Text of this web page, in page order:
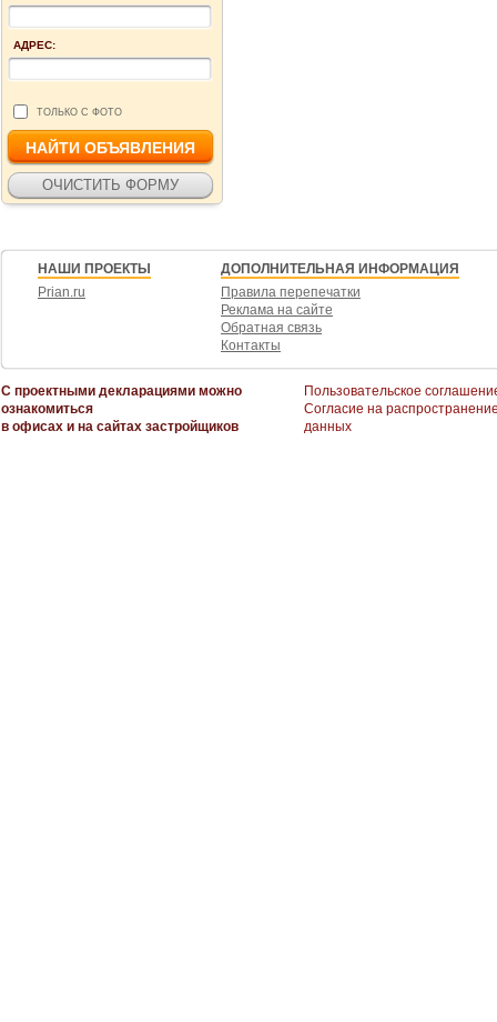
АДРЕС:
ТОЛЬКО С ФОТО
НАШИ ПРОЕКТЫ
Prian.ru
ДОПОЛНИТЕЛЬНАЯ ИНФОРМАЦИЯ
Правила перепечатки
Реклама на сайте
Обратная связь
Контакты
С проектными декларациями можно
ознакомиться
в офисах и на сайтах застройщиков
Пользовательское
Согласие на
данных